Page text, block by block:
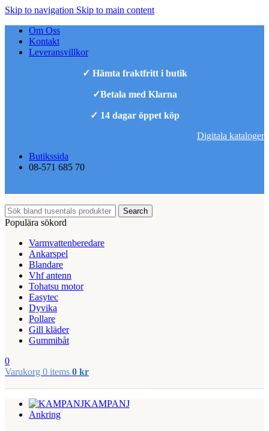
Skip to navigation Skip to main content
Om Oss
Kontakt
Leveransvillkor
✓ Hämta fraktfritt i butik
✓Betala med Klarna
✓ 14 dagar öppet köp
Digitala kataloger
Butikssida
08-571 685 70
Search
Populära sökord
Varmvattenberedare
Ankarspel
Blandare
Vhf antenn
Tohatsu motor
Easytec
Dyvika
Pollare
Gill kläder
Gummibåt
0
Varukorg 0 items 0 kr
KAMPANJ
Ankring